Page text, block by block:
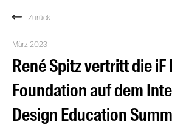
Zurück
März 2023
René Spitz vertritt die iF
Foundation auf dem
Design Education